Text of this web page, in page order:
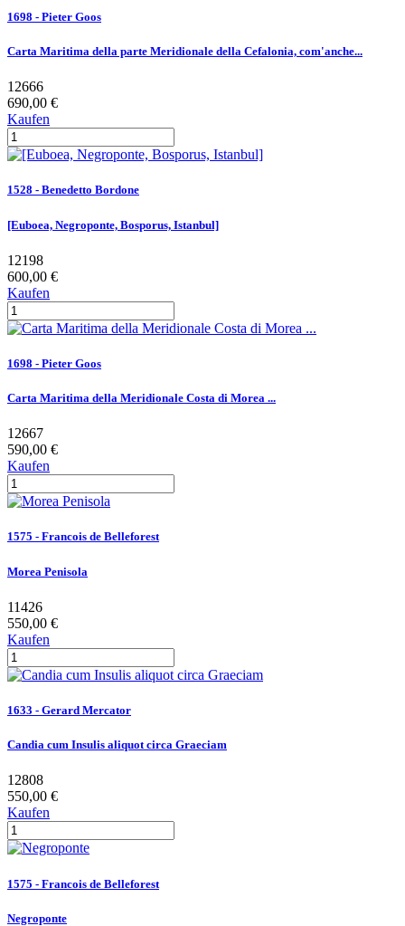
1698 - Pieter Goos
Carta Maritima della parte Meridionale della Cefalonia, com'anche...
12666
690,00 €
Kaufen
1528 - Benedetto Bordone
[Euboea, Negroponte, Bosporus, Istanbul]
12198
600,00 €
Kaufen
1698 - Pieter Goos
Carta Maritima della Meridionale Costa di Morea ...
12667
590,00 €
Kaufen
1575 - Francois de Belleforest
Morea Penisola
11426
550,00 €
Kaufen
1633 - Gerard Mercator
Candia cum Insulis aliquot circa Graeciam
12808
550,00 €
Kaufen
1575 - Francois de Belleforest
Negroponte